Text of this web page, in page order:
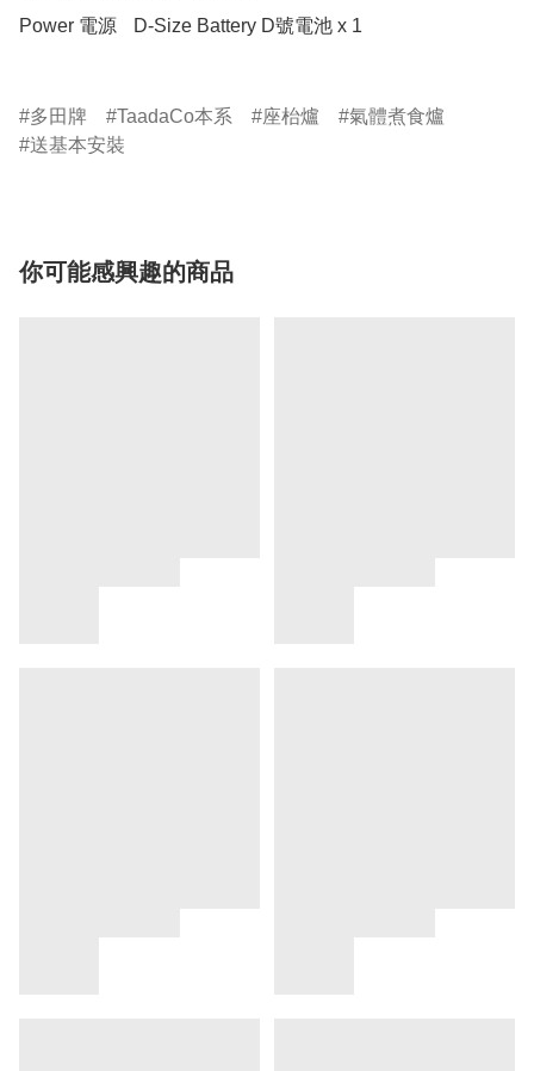
Power 電源 	D-Size Battery D號電池 x 1
多田牌 TaadaCo本系 座枱爐
氣體煮食爐
送基本安裝
你可能感興趣的商品